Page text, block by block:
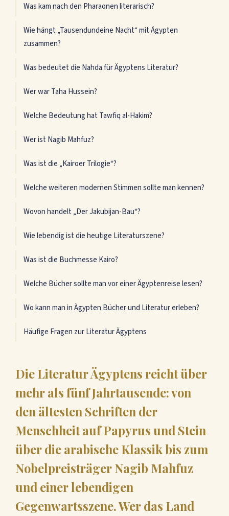
Die Literatur Ägyptens reicht über
mehr als fünf Jahrtausende: von
den ältesten Schriften der
Menschheit auf Papyrus und Stein
über die arabische Klassik bis zum
Nobelpreisträger Nagib Mahfuz
und einer lebendigen
Gegenwartsszene. Wer das Land
Was kam nach den Pharaonen literarisch?
Wie hängt „Tausendundeine Nacht“ mit Ägypten
zusammen?
Was bedeutet die Nahda für Ägyptens Literatur?
Wer war Taha Hussein?
Welche Bedeutung hat Tawfiq al-Hakim?
Wer ist Nagib Mahfuz?
Was ist die „Kairoer Trilogie“?
Welche weiteren modernen Stimmen sollte man kennen?
Wovon handelt „Der Jakubijan-Bau“?
Wie lebendig ist die heutige Literaturszene?
Was ist die Buchmesse Kairo?
Welche Bücher sollte man vor einer Ägyptenreise lesen?
Wo kann man in Ägypten Bücher und Literatur erleben?
Häufige Fragen zur Literatur Ägyptens